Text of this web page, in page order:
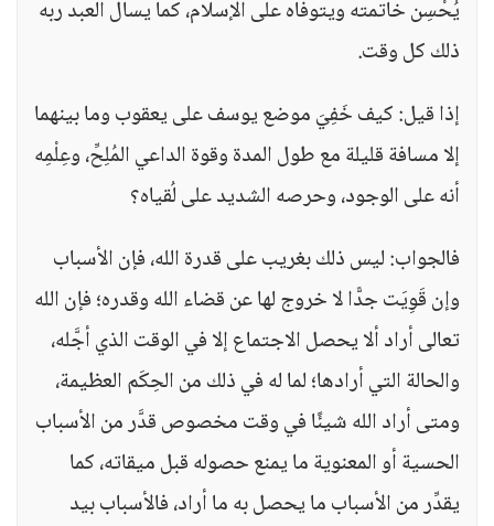
يُحْسِن خاتمته ويتوفاه على الإسلام، كما يسأل العبد ربه
ذلك كل وقت.
إذا قيل: كيف خَفِيَ موضع يوسف على يعقوب وما بينهما
إلا مسافة قليلة مع طول المدة وقوة الداعي المُلِحِّ، وعِلْمِه
أنه على الوجود، وحرصه الشديد على لُقياه؟
فالجواب: ليس ذلك بغريب على قدرة الله، فإن الأسباب
وإن قَوِيَت جدًّا لا خروج لها عن قضاء الله وقدره؛ فإن الله
تعالى أراد ألا يحصل الاجتماع إلا في الوقت الذي أجَّله،
والحالة التي أرادها؛ لما له في ذلك من الحِكَم العظيمة،
ومتى أراد الله شيئًا في وقت مخصوص قدَّر من الأسباب
الحسية أو المعنوية ما يمنع حصوله قبل ميقاته، كما
يقدِّر من الأسباب ما يحصل به ما أراد، فالأسباب بيد